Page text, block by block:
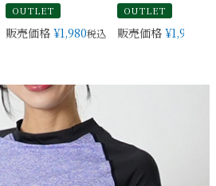
OUTLET
販売価格 ¥1,980税込
OUTLET
販売価格 ¥1,980